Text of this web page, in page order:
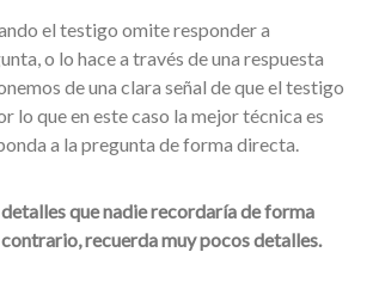
el testigo omite responder a
o lo hace a través de una respuesta
de una clara señal de que el testigo
lo que en este caso la mejor técnica es
a la pregunta de forma directa.
que nadie recordaría de forma
recuerda muy pocos detalles.